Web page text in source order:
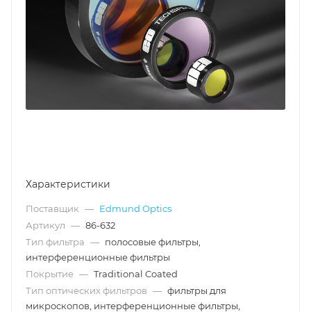
Характеристики
Поставщик — Edmund Optics
Артикул — 86-632
Тип фильтра — полосовые фильтры,
интерференционные фильтры
Покрытие — Traditional Coated
Тип оптических фильтров — фильтры для
микроскопов, интерференционные фильтры,